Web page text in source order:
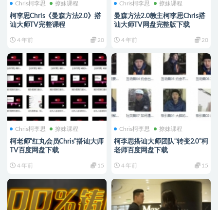
Chris柯李思 撩妹课程
柯李思Chris《曼森方法2.0》搭
讪大师TV完整课程
4 年前 20
Chris柯李思 撩妹课程
曼森方法2.0教主柯李思Chris搭
讪大师TV网盘完整版下载
4 年前 20
Chris柯李思 撩妹课程
柯老师“红丸会员Chris”搭讪大师
TV百度网盘下载
4 年前 15
Chris柯李思 撩妹课程
柯李思搭讪大师团队“转变2.0”柯
老师百度网盘下载
4 年前 15